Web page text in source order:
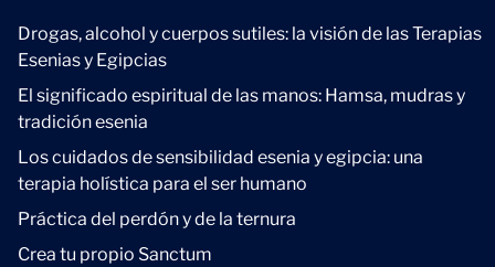
Drogas, alcohol y cuerpos sutiles: la visión de las Terapias
Esenias y Egipcias
El significado espiritual de las manos: Hamsa, mudras y
tradición esenia
Los cuidados de sensibilidad esenia y egipcia: una
terapia holística para el ser humano
Práctica del perdón y de la ternura
Crea tu propio Sanctum